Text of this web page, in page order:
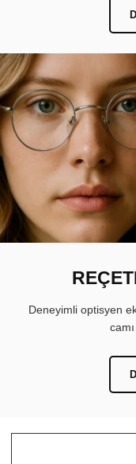
Deneyimli optisyen